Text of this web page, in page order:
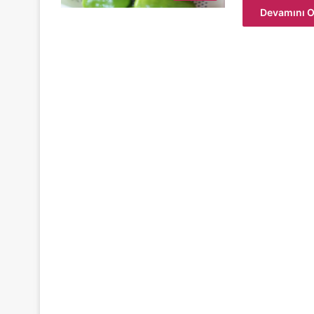
Devamını